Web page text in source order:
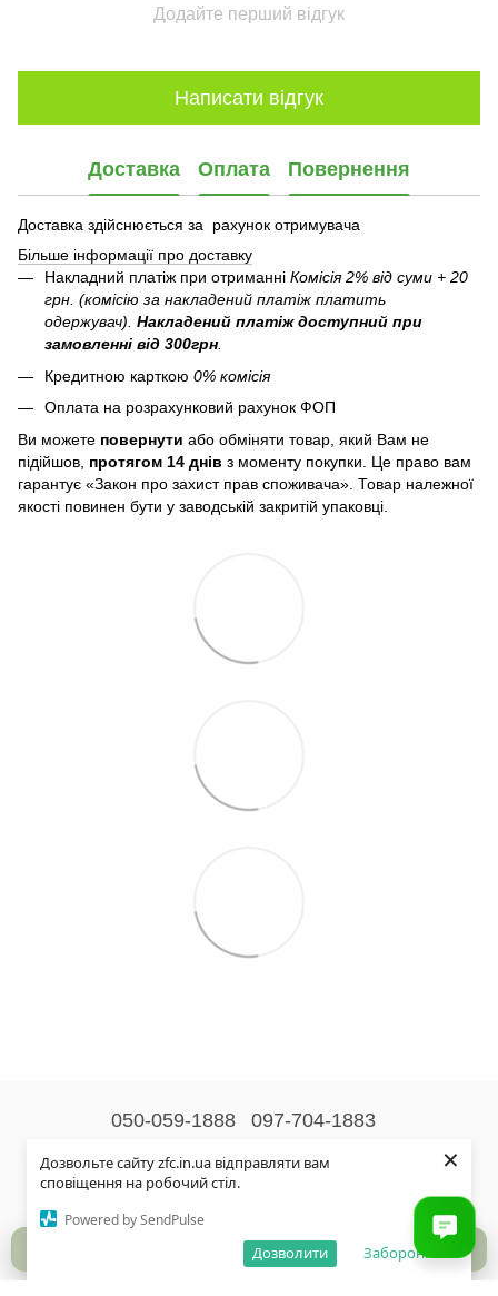
Дозвольте сайту zfc.in.ua відправляти вам
сповіщення на робочий стіл.
Powered by SendPulse
Заборонити
Дозволити
×
Додайте перший відгук
Написати відгук
Доставка Оплата Повернення
Доставка здійснюється за рахунок отримувача
Більше інформації про доставку
Накладний платіж при отриманні Комісія 2% від суми + 20
грн. (комісію за накладений платіж платить
одержувач). Накладений платіж доступний при
замовленні від 300грн.
Кредитною карткою 0% комісія
Оплата на розрахунковий рахунок ФОП
Ви можете повернути або обміняти товар, який Вам не
підійшов, протягом 14 днів з моменту покупки. Це право вам
гарантує «Закон про захист прав споживача». Товар належної
якості повинен бути у заводській закритій упаковці.
050-059-1888 097-704-1883
Контактна інформація
© 2026